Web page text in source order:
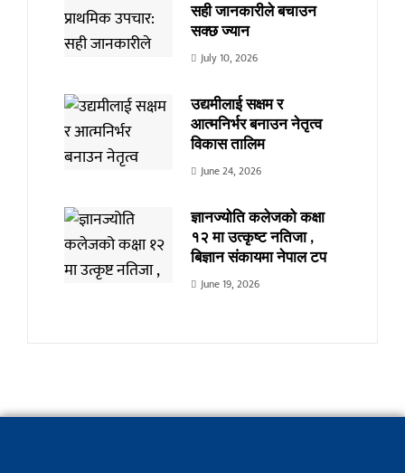
सही जानकारीले बचाउन
सक्छ ज्यान
July 10, 2026
उद्यमीलाई सक्षम र
आत्मनिर्भर बनाउन नेतृत्व
विकास तालिम
June 24, 2026
ज्ञानज्योति कलेजको कक्षा
१२ मा उत्कृष्ट नतिजा ,
बिज्ञान संकायमा नेपाल टप
June 19, 2026